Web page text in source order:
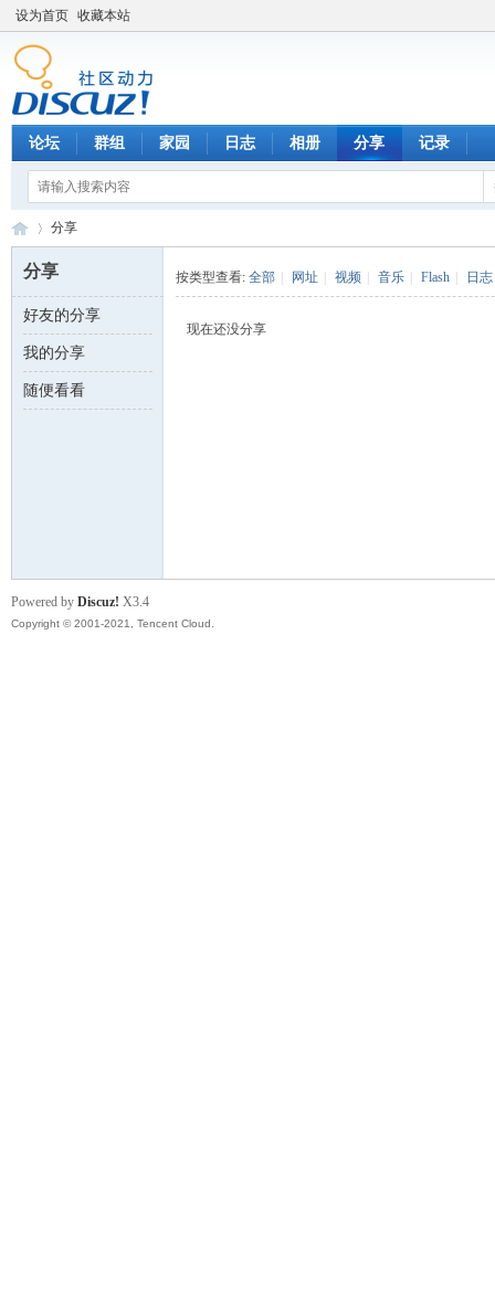
设为首页 收藏本站
论坛 群组 家园 日志 相册 分享 记录
数 ›
分享
分享
好友的分享
我的分享
随便看看
按类型查看: 全部 网址 视频 音乐 Flash 日志
现在还没分享
Powered by Discuz! X3.4
Copyright © 2001-2021, Tencent Cloud.